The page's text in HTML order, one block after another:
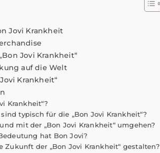
Jovi Krankheit
Jovi Krankheit“
auf die Welt
Krankheit“
Krankheit“?
typisch für die „Bon Jovi Krankheit“?
mit der „Bon Jovi Krankheit“ umgehen?
hat Bon Jovi?
Zukunft der „Bon Jovi Krankheit“ gestalten?